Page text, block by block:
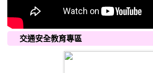
交通安全教育專區